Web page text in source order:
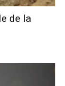
de la